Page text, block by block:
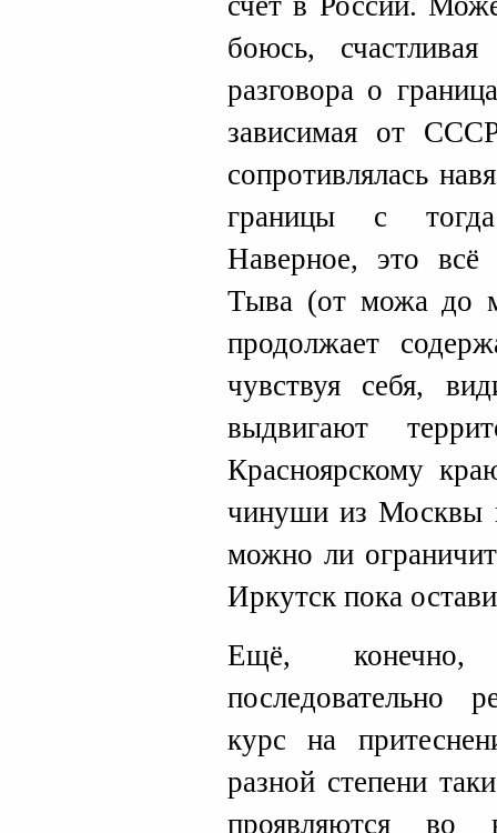
боюсь,
разговора о
зависимая от
сопротивлялась
границы с
Наверное, это
Тыва (от можа до
продолжает
чувствуя себя,
выдвигают
Красноярскому
чинуши из Москвы
можно ли
Иркутск пока
Ещё, конечно,
последовательно
курс на
разной степени
проявляются во